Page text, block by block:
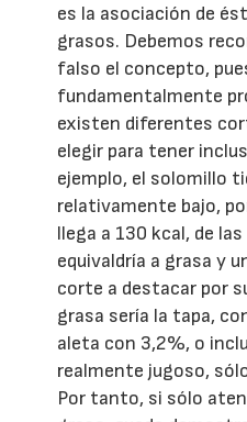
es la asociación de
grasos. Debemos
falso el concepto,
fundamentalmente
existen diferentes
elegir para tener
ejemplo, el solomillo
relativamente bajo,
llega a 130 kcal, de
equivaldría a grasa y
corte a destacar por
grasa sería la tapa,
aleta con 3,2%, o
realmente jugoso,
Por tanto, si sólo